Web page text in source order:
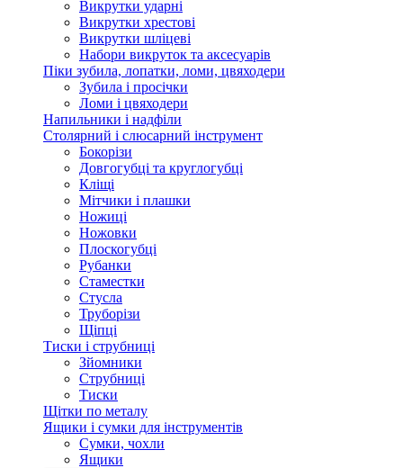
Викрутки ударні
Викрутки хрестові
Викрутки шліцеві
Набори викруток та аксесуарів
Піки зубила, лопатки, ломи, цвяходери
Зубила і просічки
Ломи і цвяходери
Напильники і надфіли
Столярний і слюсарний інструмент
Бокорізи
Довгогубці та круглогубці
Кліщі
Мітчики і плашки
Ножиці
Ножовки
Плоскогубці
Рубанки
Стаместки
Стусла
Труборізи
Щіпці
Тиски і струбниці
Зйомники
Струбниці
Тиски
Щітки по металу
Ящики і сумки для інструментів
Сумки, чохли
Ящики